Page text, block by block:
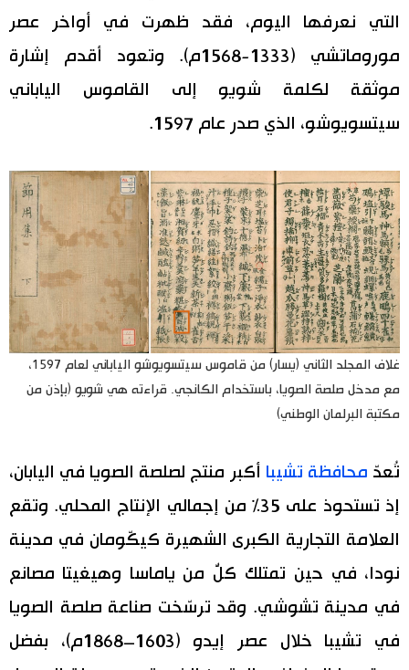
التي نعرفها اليوم، فقد ظهرت في أواخر عصر
موروماتشي (1333-1568م). وتعود أقدم إشارة
موثقة لكلمة شويو إلى القاموس الياباني
سيتسويوشو، الذي صدر عام 1597.
غلاف المجلد الثاني (يسار) من قاموس سيتسويوشو الياباني لعام 1597،
مع مدخل صلصة الصويا، باستخدام الكانجي. قراءته هي شويو (بإذن من
مكتبة البرلمان الوطني)
تُعدّ محافظة تشيبا أكبر منتج لصلصة الصويا في اليابان،
إذ تستحوذ على 35% من إجمالي الإنتاج المحلي. وتقع
العلامة التجارية الكبرى الشهيرة كيكّومان في مدينة
نودا، في حين تمتلك كلٌّ من ياماسا وهيغيتا مصانع
في مدينة تشوشي. وقد ترسّخت صناعة صلصة الصويا
في تشيبا خلال عصر إيدو (1603–1868م)، بفضل